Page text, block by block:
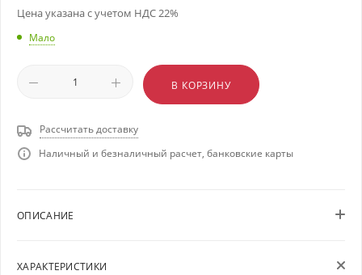
Цена указана с учетом НДС 22%
Мало
В КОРЗИНУ
Рассчитать доставку
Наличный и безналичный расчет, банковские карты
ОПИСАНИЕ
ХАРАКТЕРИСТИКИ